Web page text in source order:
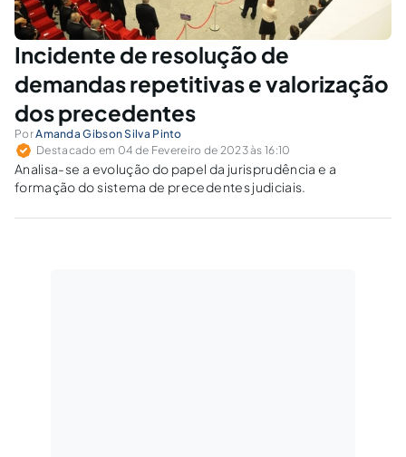
Incidente de resolução de
demandas repetitivas e valorização
dos precedentes
PorAmanda Gibson Silva Pinto
Destacado em 04 de Fevereiro de 2023 às 16:10
Analisa-se a evolução do papel da jurisprudência e a
formação do sistema de precedentes judiciais.